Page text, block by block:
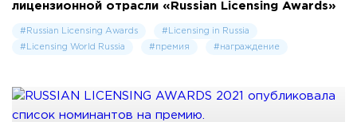
лицензионной отрасли «Russian Licensing Awards»
#Russian Licensing Awards
#Licensing in Russia
#Licensing World Russia
#премия #награждение